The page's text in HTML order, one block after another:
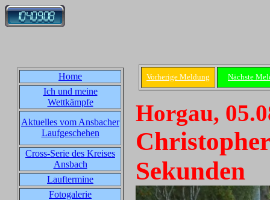
Home
Ich und meine
Wettkämpfe
Aktuelles vom Ansbacher
Laufgeschehen
Cross-Serie des Kreises
Ansbach
Lauftermine
Fotogalerie
Vorherige Meldung Nächste
Horgau,
Sekunden